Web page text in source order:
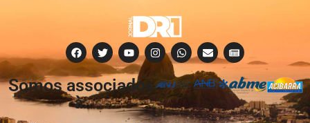
Somos associados
à: